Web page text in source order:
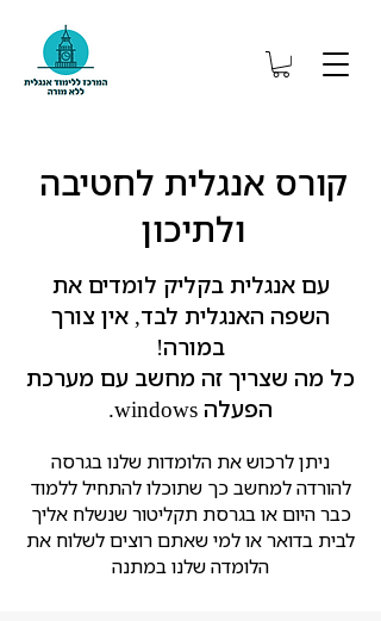
קורס אנגלית לחטיבה
ולתיכון
עם אנגלית בקליק לומדים את
השפה האנגלית לבד, אין צורך
במורה!
כל מה שצריך זה מחשב עם מערכת
הפעלה windows.
ניתן לרכוש את הלומדות שלנו בגרסה
להורדה למחשב כך שתוכלו להתחיל ללמוד
כבר היום או בגרסת תקליטור שנשלח אליך
לבית בדואר או למי שאתם רוצים לשלוח את
הלומדה שלנו במתנה